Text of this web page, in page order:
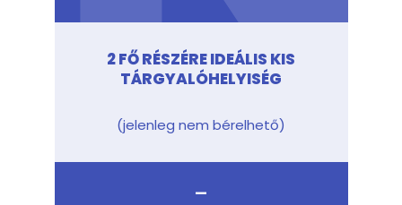
2 FŐ RÉSZÉRE IDEÁLIS KIS
TÁRGYALÓHELYISÉG
(jelenleg nem bérelhető)
-